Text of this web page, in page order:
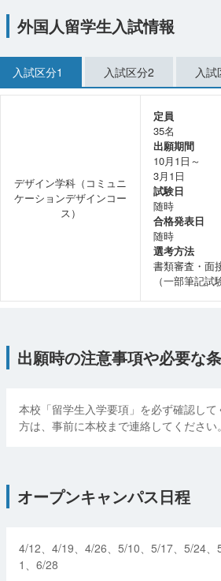
外国人留学生入試情報
入試区分1 入試区分2 入試
デザイン学科（コミュニ
ケーションデザインコー
ス）
定員
35名
出願期間
10月1日～
3月1日
試験日
随時
合格発表日
随時
選考方法
書類審査・面
（一部筆記試
出願時の注意事項や必要な
本校「留学生入学要項」を必ず確認し
方は、事前に本校まで連絡してください。
オープンキャンパス日程
4/12、4/19、4/26、5/10、5/17、5/24
1、6/28